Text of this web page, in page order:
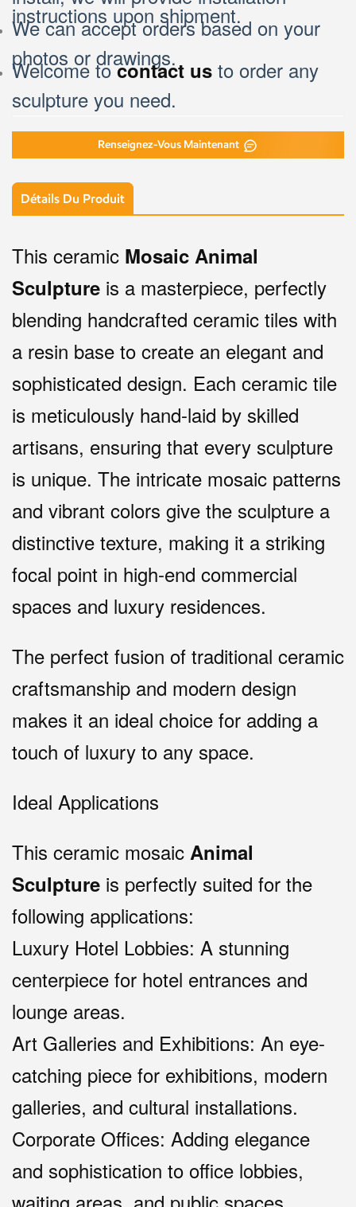
instructions upon shipment.
We can accept orders based on your
photos or drawings.
Welcome tocontact us to order any
sculpture you need.
Renseignez-Vous Maintenant
Détails Du Produit
This ceramic Mosaic Animal
Sculpture is a masterpiece, perfectly
blending handcrafted ceramic tiles with
a resin base to create an elegant and
sophisticated design. Each ceramic tile
is meticulously hand-laid by skilled
artisans, ensuring that every sculpture
is unique. The intricate mosaic patterns
and vibrant colors give the sculpture a
distinctive texture, making it a striking
focal point in high-end commercial
spaces and luxury residences.
The perfect fusion of traditional ceramic
craftsmanship and modern design
makes it an ideal choice for adding a
touch of luxury to any space.
Ideal Applications
This ceramic mosaic Animal
Sculpture is perfectly suited for the
following applications:
Luxury Hotel Lobbies: A stunning
centerpiece for hotel entrances and
lounge areas.
Art Galleries and Exhibitions: An eye-
catching piece for exhibitions, modern
galleries, and cultural installations.
Corporate Offices: Adding elegance
and sophistication to office lobbies,